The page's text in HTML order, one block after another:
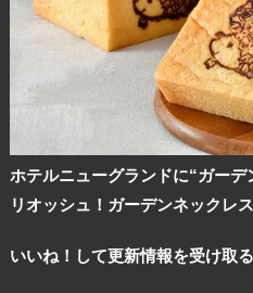
ホテルニューグランドに“ガー
リオッシュ！ガーデンネックレ
いいね！して更新情報を受け取る